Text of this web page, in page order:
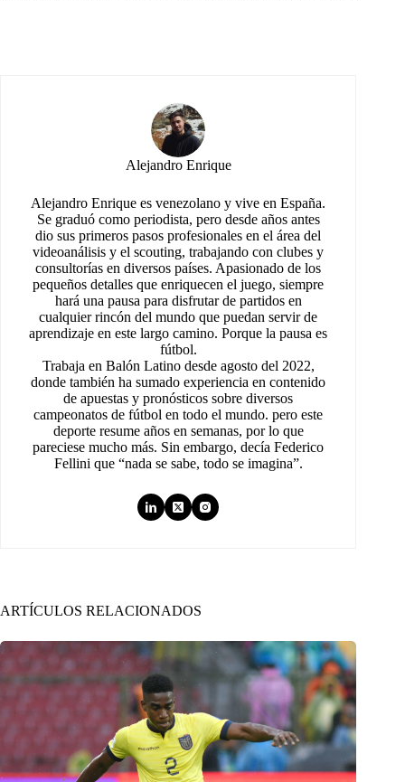
Alejandro Enrique
Alejandro Enrique es venezolano y vive en España.
Se graduó como periodista, pero desde años antes
dio sus primeros pasos profesionales en el área del
videoanálisis y el scouting, trabajando con clubes y
consultorías en diversos países. Apasionado de los
pequeños detalles que enriquecen el juego, siempre
hará una pausa para disfrutar de partidos en
cualquier rincón del mundo que puedan servir de
aprendizaje en este largo camino. Porque la pausa es
fútbol.
Trabaja en Balón Latino desde agosto del 2022,
donde también ha sumado experiencia en contenido
de apuestas y pronósticos sobre diversos
campeonatos de fútbol en todo el mundo. pero este
deporte resume años en semanas, por lo que
pareciese mucho más. Sin embargo, decía Federico
Fellini que “nada se sabe, todo se imagina”.
ARTÍCULOS RELACIONADOS